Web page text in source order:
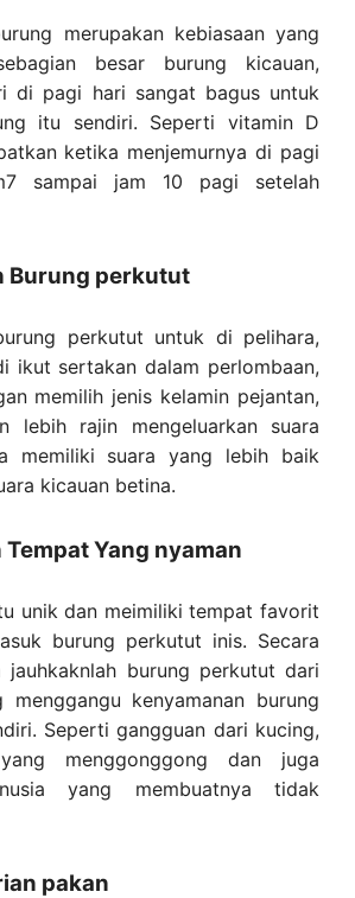
merupakan kebiasaan yang
besar burung kicauan,
di pagi hari sangat bagus untuk
itu sendiri. Seperti vitamin D
ketika menjemurnya di pagi
sampai jam 10 pagi setelah
Burung perkutut
perkutut untuk di pelihara,
ikut sertakan dalam perlombaan,
memilih jenis kelamin pejantan,
lebih rajin mengeluarkan suara
memiliki suara yang lebih baik
kicauan betina.
Tempat Yang nyaman
unik dan meimiliki tempat favorit
burung perkutut inis. Secara
jauhkaknlah burung perkutut dari
menggangu kenyamanan burung
Seperti gangguan dari kucing,
menggonggong dan juga
yang membuatnya tidak
pakan